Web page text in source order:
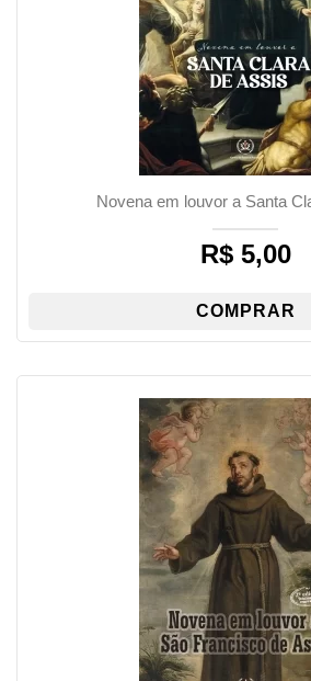
Novena em louvor a Santa
R$5,00
COMPRAR